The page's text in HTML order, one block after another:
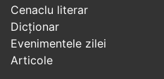
Cenaclu literar
Dicționar
Evenimentele zilei
Articole